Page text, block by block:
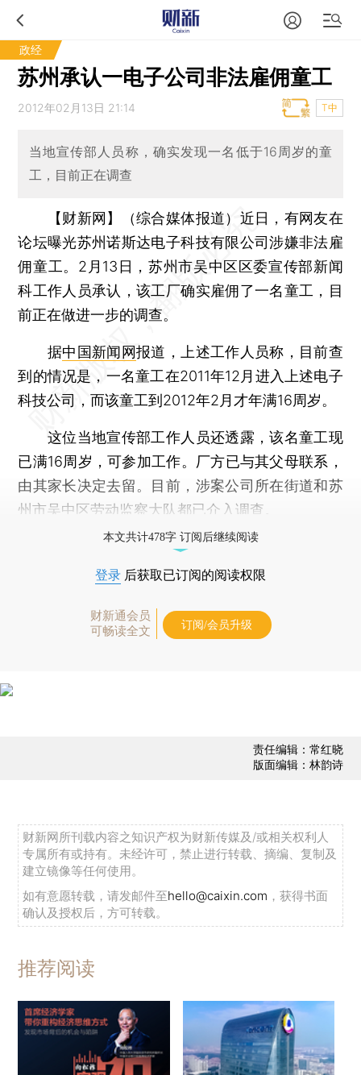
政经
苏州承认一电子公司非法雇佣童工
2012年02月13日 21:14 T中
当地宣传部人员称，确实发现一名低于16周岁的童
工，目前正在调查
【财新网】（综合媒体报道） 近日，有网友在
论坛曝光苏州诺斯达电子科技有限公司涉嫌非法雇
佣童工。2月13日，苏州市吴中区区委宣传部新闻
科工作人员承认，该工厂确实雇佣了一名童工，目
前正在做进一步的调查。
据中国新闻网报道，上述工作人员称，目前查
到的情况是，一名童工在2011年12月进入上述电子
科技公司，而该童工到2012年2月才年满16周岁。
这位当地宣传部工作人员还透露，该名童工现
已满16周岁，可参加工作。厂方已与其父母联系，
由其家长决定去留。目前，涉案公司所在街道和苏
州市吴中区劳动监察大队都已介入调查。
本文共计478字 订阅后继续阅读
登录 后获取已订阅的阅读权限
财新通会员
可畅读全文
订阅/会员升级
责任编辑：常红晓
版面编辑：林韵诗
财新网所刊载内容之知识产权为财新传媒及/或相关权利人
专属所有或持有。未经许可，禁止进行转载、摘编、复制及
建立镜像等任何使用。
如有意愿转载，请发邮件至hello@caixin.com ，获得书面
确认及授权后，方可转载。
推荐阅读